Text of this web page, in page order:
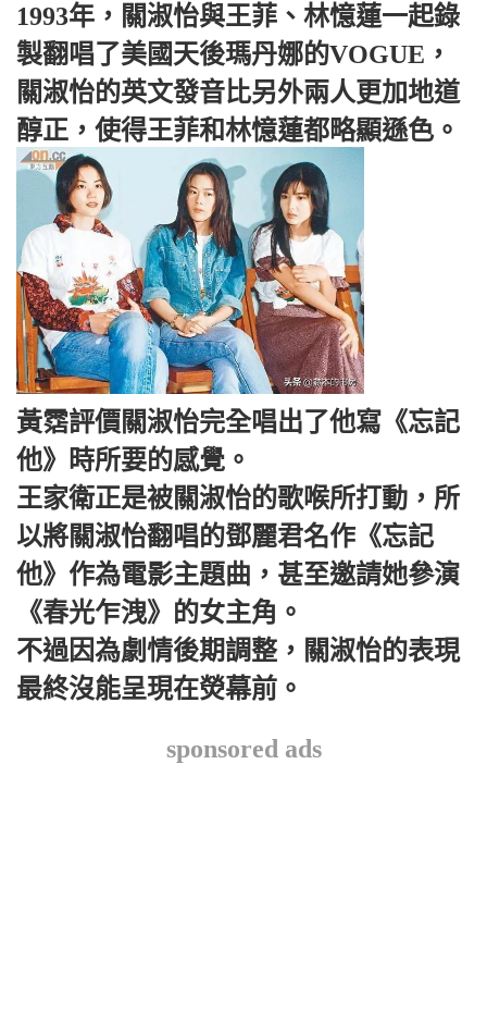
1993年，關淑怡與王菲、林憶蓮一起錄
製翻唱了美國天後瑪丹娜的VOGUE，
關淑怡的英文發音比另外兩人更加地道
醇正，使得王菲和林憶蓮都略顯遜色。
黃霑評價關淑怡完全唱出了他寫《忘記
他》時所要的感覺。
王家衛正是被關淑怡的歌喉所打動，所
以將關淑怡翻唱的鄧麗君名作《忘記
他》作為電影主題曲，甚至邀請她參演
《春光乍洩》的女主角。
不過因為劇情後期調整，關淑怡的表現
最終沒能呈現在熒幕前。
sponsored ads